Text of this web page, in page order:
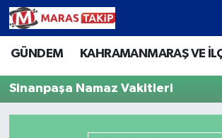
GÜNDEM KAHRAMANMARAŞ VE
Sinanpaşa Namaz Vakitleri
Kahramanmaraş Nöbetçi
Kahramanmaraş Hava Durumu